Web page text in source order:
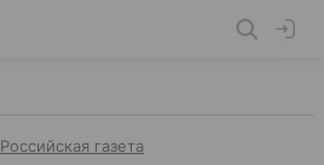
Российская газета